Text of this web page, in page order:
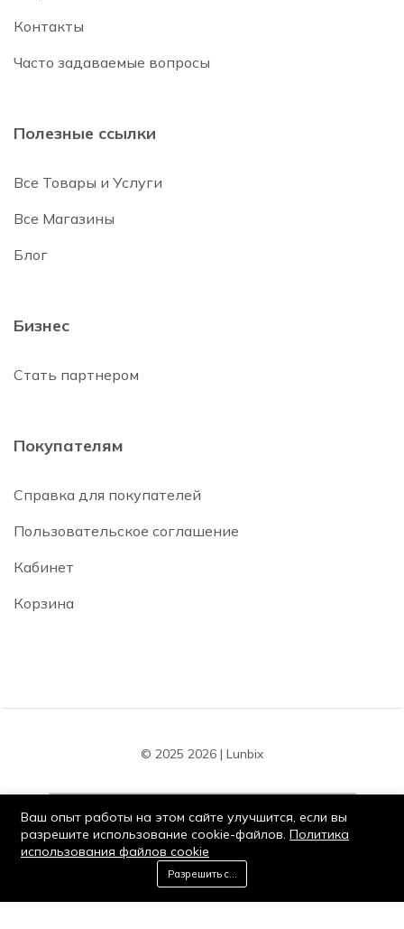
Добавить в корзину
Контакты
Часто задаваемые вопросы
Полезные ссылки
Все Товары и Услуги
Все Магазины
Блог
Бизнес
Стать партнером
Покупателям
Справка для покупателей
Пользовательское соглашение
Кабинет
Корзина
© 2025 2026 | Lunbix
Оставайся на связи:
0
Корзина
Ваш опыт работы на этом сайте улучшится, если вы
разрешите использование cookie-файлов. Политика
использования файлов cookie
Разрешить cookie